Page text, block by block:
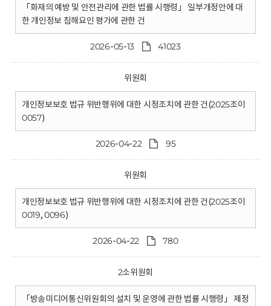
「화재의 예방 및 안전관리에 관한 법률 시행령」 일부개정안에 대
한 개인정보 침해요인 평가에 관한 건
2026-05-13 41023
위원회
개인정보보호 법규 위반행위에 대한 시정조치에 관한 건(2025조이
0057)
2026-04-22 95
위원회
개인정보보호 법규 위반행위에 대한 시정조치에 관한 건(2025조이
0019, 0096)
2026-04-22 780
2소위원회
「방송미디어통신위원회의 설치 및 운영에 관한 법률 시행령」 제정